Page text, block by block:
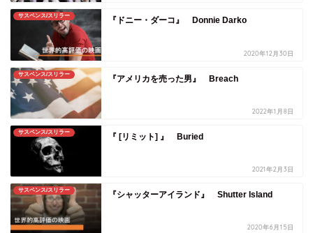
サスペンス/スリラー 『ドニー・ダーコ』 Donnie Darko
2020年12月30日
サスペンス/スリラー 『アメリカを売った男』 Breach
2022年1月8日
サスペンス/スリラー 『 [リミット] 』 Buried
2021年2月3日
サスペンス/スリラー 『シャッターアイランド』 Shutter Island
2020年6月15日